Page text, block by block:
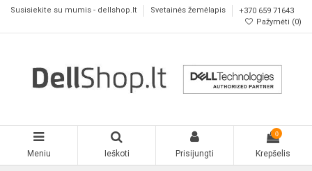
Susisiekite su mumis - dellshop.lt Svetainės žemėlapis
+370 659 71643
Pažymėti (0)
Meniu Ieškoti Prisijungti
0
Krepšelis